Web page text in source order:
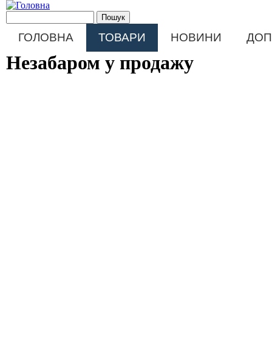
Перейти до основного матеріалу
Пошукова форма
Main menu
ГОЛОВНА ТОВАРИ НОВИНИ
Незабаром у продажу